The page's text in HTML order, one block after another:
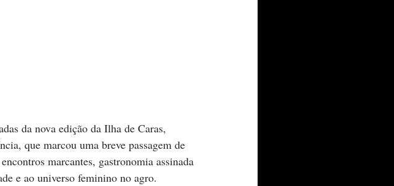
da nova edição da Ilha de Caras,
que marcou uma breve passagem de
marcantes, gastronomia assinada
e ao universo feminino no agro.